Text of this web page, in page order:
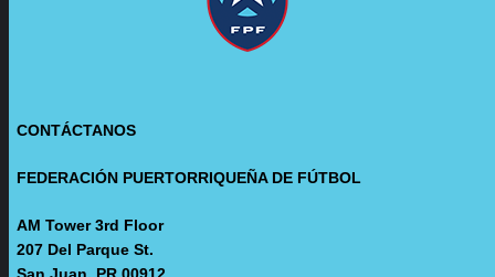
CONTÁCTANOS
FEDERACIÓN PUERTORRIQUEÑA DE FÚTBOL
AM Tower 3rd Floor
207 Del Parque St.